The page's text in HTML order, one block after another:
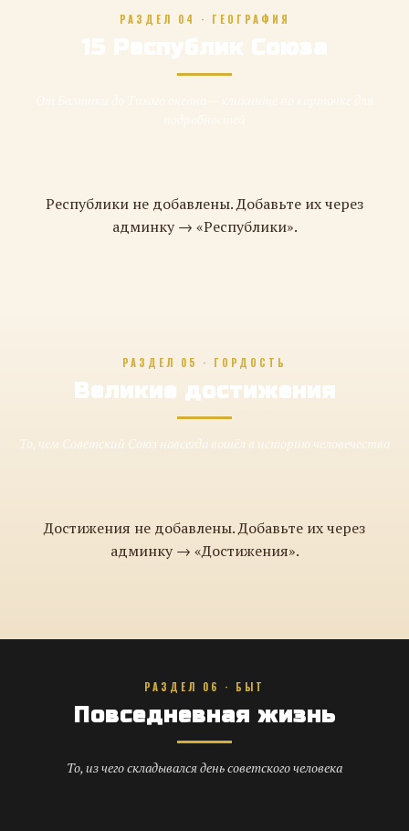
РАЗДЕЛ 04 · ГЕОГРАФИЯ
15 Республик Союза
Республики не добавлены. Добавьте их через
админку → «Республики».
РАЗДЕЛ 05 · ГОРДОСТЬ
Великие достижения
То, чем Советский Союз навсегда вошёл в историю человечества
Достижения не добавлены. Добавьте их через
админку → «Достижения».
РАЗДЕЛ 06 · БЫТ
Повседневная жизнь
То, из чего складывался день советского человека